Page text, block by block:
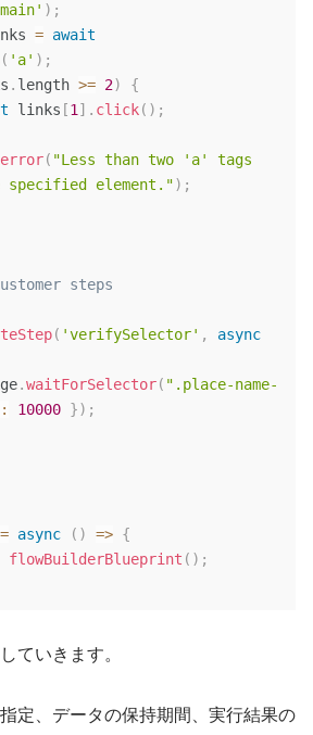
) ;
= await
( 'a' ) ;
. length >= 2)
{
links [1 ] . click( ) ;
error( "Less than two 'a' tags
specified element.") ;
steps
( 'verifySelector' ,
async
.waitForSelector( ".place-name-
: 10000 }) ;
= async ( ) => {
flowBuilderBlueprint ( ) ;
ていきます。
定、データの保持期間、実行結果の